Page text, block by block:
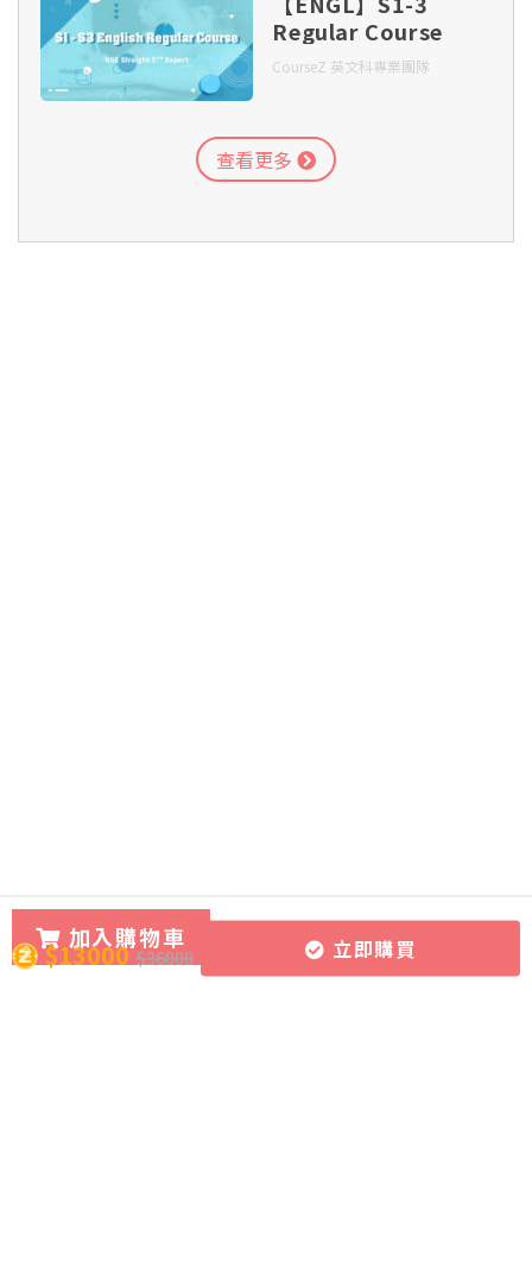
$13000$36000
加入購物車 立即購買
第十一集：論證方法【進階篇】〔4大論證方
法，提升論述層次〕
1 OF 2
Lesson 19
geometry 演繹幾何簡介 (Part 2)
Lesson 14 - Introduction to deductive
Lesson 15 - Introduction to deductive
Lesson 14 - More about 3-D Figures 續立體圓
形 (Part 2)
Lesson 15 - More about 3-D Figures 續立體圓
Regular Course
CourseZ 英文科專業團隊
查看更多